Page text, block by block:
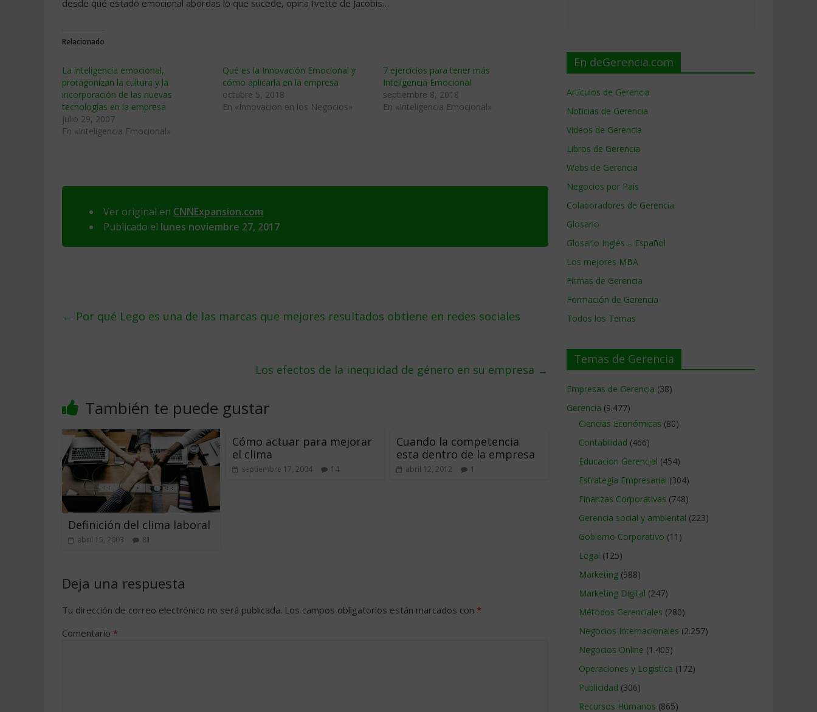
desde qué estado emocional abordas lo que sucede, opina Ivette de Jacobis…
Relacionado
La inteligencia emocional,
protagonizan la cultura y la
incorporación de las nuevas
tecnologí­as en la empresa
julio 29, 2007
En «Inteligencia Emocional»
Qué es la Innovación Emocional y
cómo aplicarla en la empresa
octubre 5, 2018
En «Innovacion en los Negocios»
7 ejercicios para tener más
Inteligencia Emocional
septiembre 8, 2018
En «Inteligencia Emocional»
Ver original en CNNExpansion.com
Publicado el lunes noviembre 27, 2017
← Por qué Lego es una de las marcas que mejores resultados obtiene en redes sociales
Los efectos de la inequidad de género en su empresa →
También te puede gustar
Definición del clima laboral
abril 15, 2003 81
Cómo actuar para mejorar
el clima
septiembre 17, 2004 14
Cuando la competencia
esta dentro de la empresa
abril 12, 2012 1
Deja una respuesta
Tu dirección de correo electrónico no será publicada. Los campos obligatorios están marcados con *
Comentario *
En deGerencia.com
Artículos de Gerencia
Noticias de Gerencia
Videos de Gerencia
Libros de Gerencia
Webs de Gerencia
Negocios por País
Colaboradores de Gerencia
Glosario
Glosario Inglés – Español
Los mejores MBA
Firmas de Gerencia
Formación de Gerencia
Todos los Temas
Temas de Gerencia
Empresas de Gerencia (38)
Gerencia (9.477)
Ciencias Económicas (80)
Contabilidad (466)
Educacion Gerencial (454)
Estrategia Empresarial (304)
Finanzas Corporativas (748)
Gerencia social y ambiental (223)
Gobierno Corporativo (11)
Legal (125)
Marketing (988)
Marketing Digital (247)
Métodos Gerenciales (280)
Negocios Internacionales (2.257)
Negocios Online (1.405)
Operaciones y Logística (172)
Publicidad (306)
Recursos Humanos (865)